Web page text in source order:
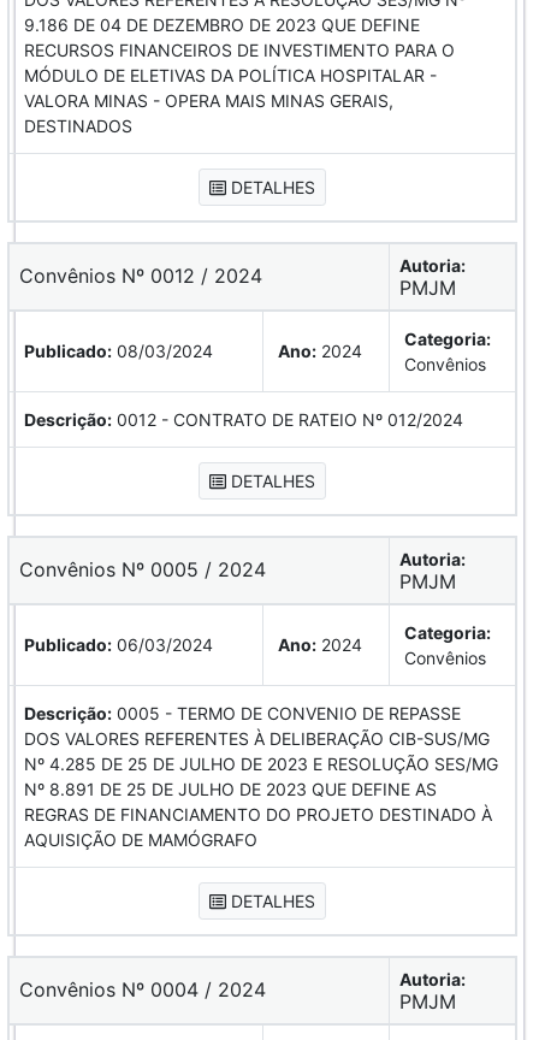
9.186 DE 04 DE DEZEMBRO DE 2023 QUE DEFINE
RECURSOS FINANCEIROS DE INVESTIMENTO PARA O
MÓDULO DE ELETIVAS DA POLÍTICA HOSPITALAR -
VALORA MINAS - OPERA MAIS MINAS GERAIS,
DESTINADOS
DETALHES
Convênios Nº 0012 / 2024 Autoria:
PMJM
Publicado: 08/03/2024 Ano: 2024
Categoria:
Convênios
Descrição: 0012 - CONTRATO DE RATEIO Nº 012/2024
DETALHES
Convênios Nº 0005 / 2024 Autoria:
PMJM
Publicado: 06/03/2024 Ano: 2024
Categoria:
Convênios
Descrição: 0005 - TERMO DE CONVENIO DE REPASSE
DOS VALORES REFERENTES À DELIBERAÇÃO CIB-SUS/MG
Nº 4.285 DE 25 DE JULHO DE 2023 E RESOLUÇÃO SES/MG
Nº 8.891 DE 25 DE JULHO DE 2023 QUE DEFINE AS
REGRAS DE FINANCIAMENTO DO PROJETO DESTINADO À
AQUISIÇÃO DE MAMÓGRAFO
DETALHES
Convênios Nº 0004 / 2024 Autoria:
PMJM